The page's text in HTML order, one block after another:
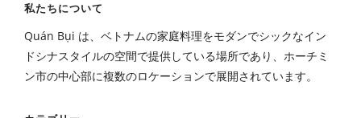
私たちについて
Quán Bụi は、ベトナムの家庭料理をモダンでシックなイン
ドシナスタイルの空間で提供している場所であり、ホーチミ
ン市の中心部に複数のロケーションで展開されています。